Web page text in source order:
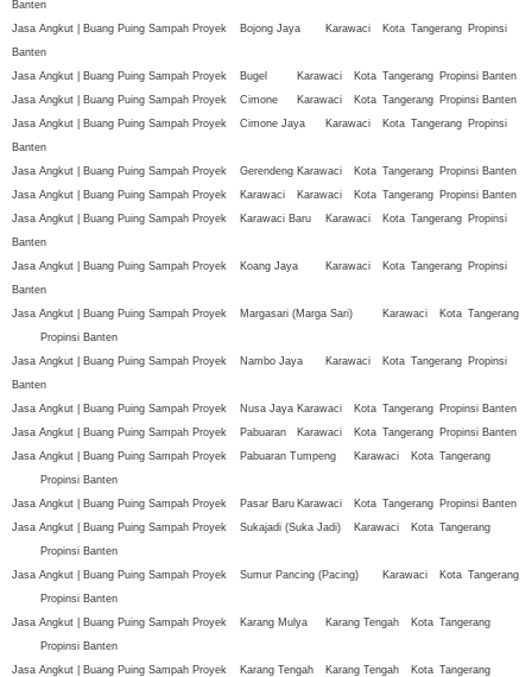
Banten
Jasa Angkut | Buang Puing Sampah Proyek
Bojong Jaya Karawaci Kota Tangerang Propinsi
Banten
Jasa Angkut | Buang Puing Sampah Proyek
Bugel Karawaci Kota Tangerang Propinsi Banten
Jasa Angkut | Buang Puing Sampah Proyek
Cimone Karawaci Kota Tangerang Propinsi Banten
Jasa Angkut | Buang Puing Sampah Proyek
Cimone Jaya Karawaci Kota Tangerang Propinsi
Banten
Jasa Angkut | Buang Puing Sampah Proyek
Gerendeng Karawaci Kota Tangerang Propinsi Banten
Jasa Angkut | Buang Puing Sampah Proyek
Karawaci Karawaci Kota Tangerang Propinsi Banten
Jasa Angkut | Buang Puing Sampah Proyek
Karawaci Baru Karawaci Kota Tangerang Propinsi
Banten
Jasa Angkut | Buang Puing Sampah Proyek
Koang Jaya Karawaci Kota Tangerang Propinsi
Banten
Jasa Angkut | Buang Puing Sampah Proyek
Margasari (Marga Sari) Karawaci Kota Tangerang
Propinsi Banten
Jasa Angkut | Buang Puing Sampah Proyek
Nambo Jaya Karawaci Kota Tangerang Propinsi
Banten
Jasa Angkut | Buang Puing Sampah Proyek
Nusa Jaya Karawaci Kota Tangerang Propinsi Banten
Jasa Angkut | Buang Puing Sampah Proyek
Pabuaran Karawaci Kota Tangerang Propinsi Banten
Jasa Angkut | Buang Puing Sampah Proyek
Pabuaran Tumpeng Karawaci Kota Tangerang
Propinsi Banten
Jasa Angkut | Buang Puing Sampah Proyek
Pasar Baru Karawaci Kota Tangerang Propinsi Banten
Jasa Angkut | Buang Puing Sampah Proyek
Sukajadi (Suka Jadi) Karawaci Kota Tangerang
Propinsi Banten
Jasa Angkut | Buang Puing Sampah Proyek
Sumur Pancing (Pacing) Karawaci Kota Tangerang
Propinsi Banten
Jasa Angkut | Buang Puing Sampah Proyek
Karang Mulya Karang Tengah Kota Tangerang
Propinsi Banten
Jasa Angkut | Buang Puing Sampah Proyek
Karang Tengah Karang Tengah Kota Tangerang